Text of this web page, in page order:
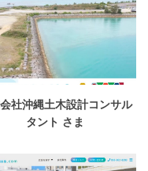
社沖縄土木設計コンサル
タント さま